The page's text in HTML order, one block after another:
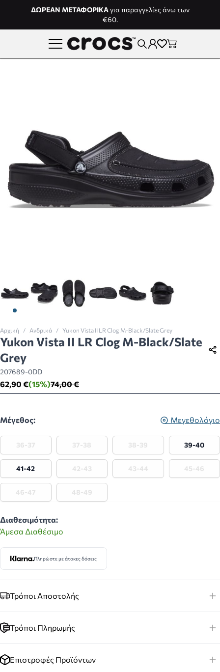
Μετάβαση στο περιεχόμενο
ΔΩΡΕΑΝ ΜΕΤΑΦΟΡΙΚΑγια παραγγελίες άνω των
€60.
View larger image
View larger imageView larger imageView larger image
View larger image
View larger
Αρχική / Ανδρικά / Yukon Vista II LR Clog M-Black/Slate Grey
Yukon Vista II LR Clog M-Black/Slate
Grey
207689-0DD
74,00 €
(15%)
62,90 €
Μέγεθος: Μεγεθολόγιο
36-37 37-38 38-39 39-40
41-42 42-43 43-44 45-46
46-47 48-49
Διαθεσιμότητα:
Άμεσα Διαθέσιμο
Πληρώστε με άτοκες δόσεις
Τρόποι Αποστολής
Τρόποι Πληρωμής
Επιστροφές Προϊόντων